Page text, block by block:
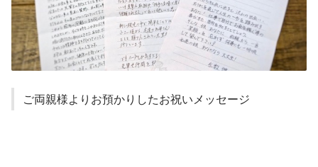
ご両親様よりお預かりしたお祝いメッセージ